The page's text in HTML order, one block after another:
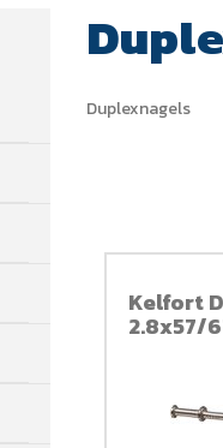
Duplexnagels
Kelfort
2.8x57/